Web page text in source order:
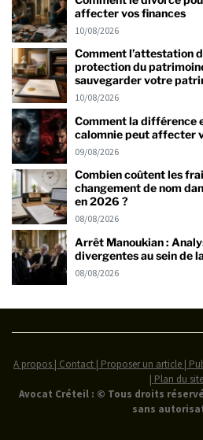
affecter vos finances
10/08/2026
Comment l’attestation
protection du
sauvegarder votre
10/08/2026
Comment la différence
calomnie peut affecter
09/08/2026
Combien coûtent les
changement de nom
en 2026 ?
08/08/2026
Arrêt Manoukian :
divergentes au sein de
08/08/2026
A propos | Contact | Proposer un article |
| Plan du site
Avocat Créteil : © Tous droits
sans